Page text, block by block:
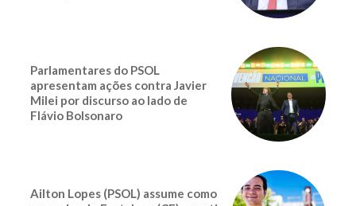
Parlamentares do PSOL
apresentam ações contra Javier
Milei por discurso ao lado de
Flávio Bolsonaro
Ailton Lopes (PSOL) assume como